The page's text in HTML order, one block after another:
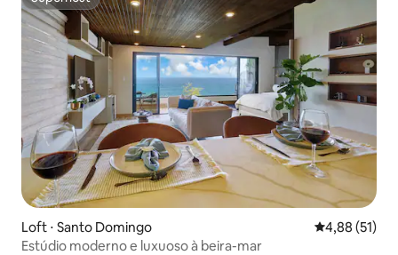
Superhost
Loft ⋅ Santo Domingo 4,88 de uma
4,88 (51)
Estúdio moderno e luxuoso à beira-mar